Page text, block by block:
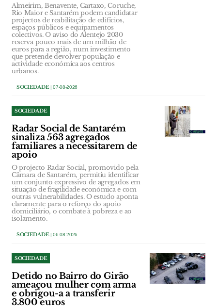
Almeirim, Benavente, Cartaxo, Coruche,
Rio Maior e Santarém podem candidatar
projectos de reabilitação de edifícios,
espaços públicos e equipamentos
colectivos. O aviso do Alentejo 2030
reserva pouco mais de um milhão de
euros para a região, num investimento
que pretende devolver população e
actividade económica aos centros
urbanos.
SOCIEDADE| 07-08-2026
SOCIEDADE
Radar Social de Santarém
sinaliza 563 agregados
familiares a necessitarem de
apoio
O projecto Radar Social, promovido pela
Câmara de Santarém, permitiu identificar
um conjunto expressivo de agregados em
situação de fragilidade económica e com
outras vulnerabilidades. O estudo aponta
claramente para o reforço do apoio
domiciliário, o combate à pobreza e ao
isolamento.
SOCIEDADE| 06-08-2026
SOCIEDADE
Detido no Bairro do Girão
ameaçou mulher com arma
e obrigou-a a transferir
3.800 euros